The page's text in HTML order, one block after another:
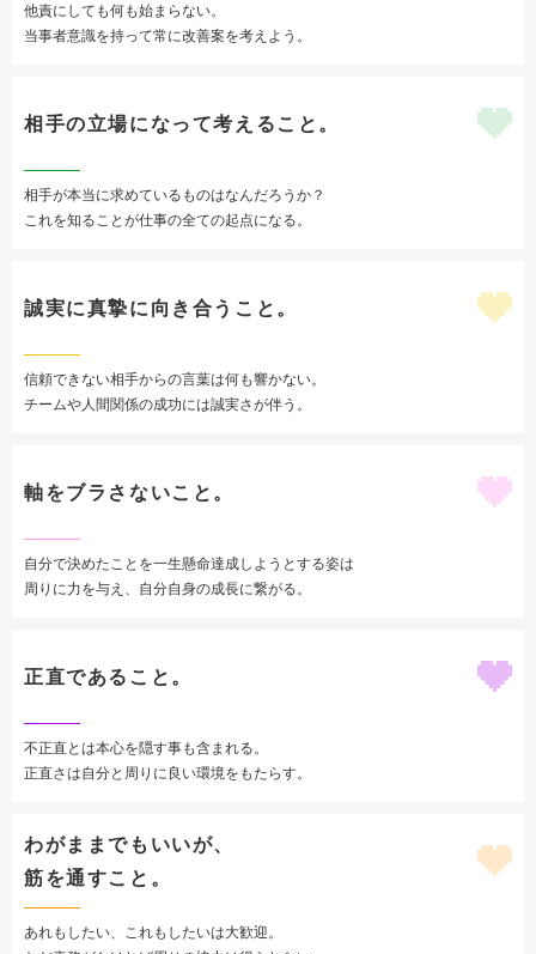
他責にしても何も始まらない。
当事者意識を持って常に改善案を考えよう。
相手の立場になって考えること。
相手が本当に求めているものはなんだろうか？
これを知ることが仕事の全ての起点になる。
誠実に真摯に向き合うこと。
信頼できない相手からの言葉は何も響かない。
チームや人間関係の成功には誠実さが伴う。
軸をブラさないこと。
自分で決めたことを一生懸命達成しようとする姿は
周りに力を与え、自分自身の成長に繋がる。
正直であること。
不正直とは本心を隠す事も含まれる。
正直さは自分と周りに良い環境をもたらす。
わがままでもいいが、
筋を通すこと。
あれもしたい、これもしたいは大歓迎。